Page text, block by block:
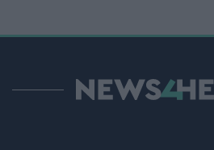
ΥΓΕΊΑ 06/08/2026 - 15:00